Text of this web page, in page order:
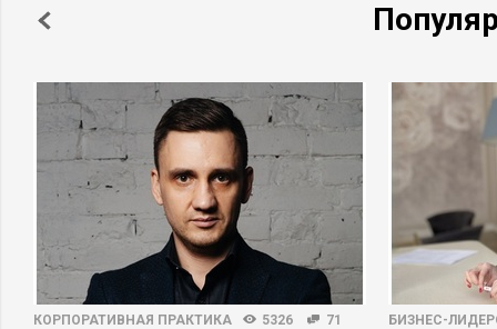
КОРПОРАТИВНАЯ ПРАКТИКА 5326 71 БИЗНЕС-